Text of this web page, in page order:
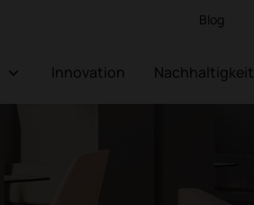
Blog
Innovation Nachhaltigkeit